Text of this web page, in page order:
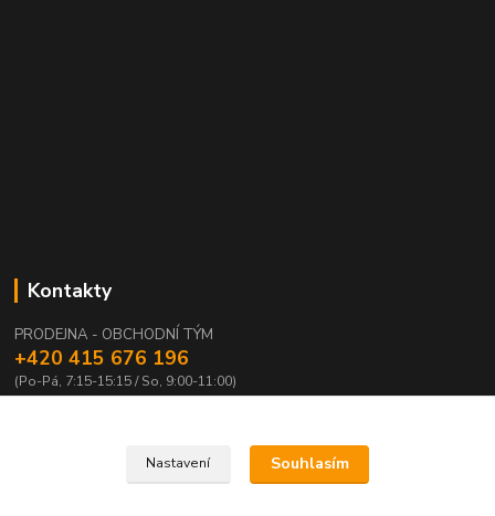
Kontakty
PRODEJNA - OBCHODNÍ TÝM
+420 415 676 196
(Po-Pá, 7:15-15:15 / So, 9:00-11:00)
Nastavení Souhlasím